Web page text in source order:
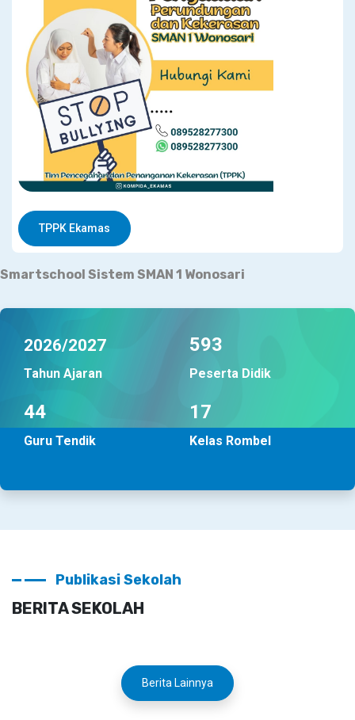
TPPK Ekamas
Smartschool Sistem SMAN 1 Wonosari
2026/2027
Tahun Ajaran
767
Peserta Didik
58
Guru Tendik
22
Kelas Rombel
Publikasi Sekolah
BERITA SEKOLAH
Berita Lainnya